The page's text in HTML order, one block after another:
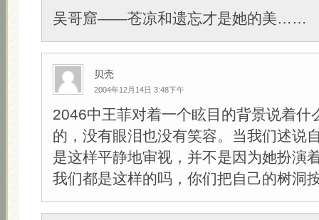
吴哥窟——苍凉和遗忘才是她的美……
贝壳
2004年12月14日 3:48下午
2046中王菲对着一个眩目的背景说着什
的，没有眼泪也没有笑容。当我们述说
是这样平静地审视，并不是因为她扮演
我们都是这样的吗，你们把自己的树洞